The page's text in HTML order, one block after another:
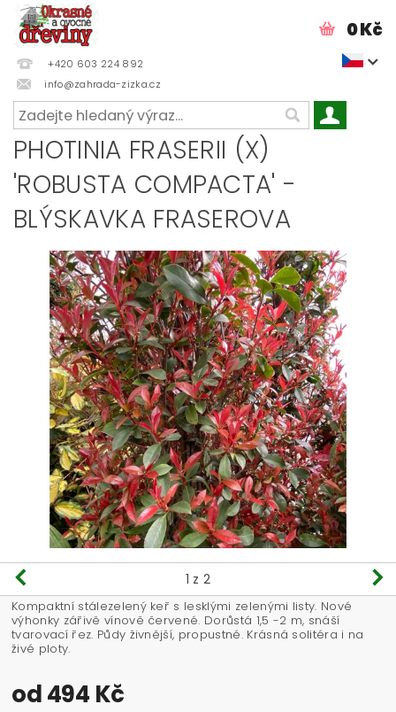
+420 603 224 892
info@zahrada-zizka.cz
0 Kč
PHOTINIA FRASERII (X)
'ROBUSTA COMPACTA' -
BLÝSKAVKA FRASEROVA
1 z 2
Kompaktní stálezelený keř s lesklými zelenými listy. Nové
výhonky zářivě vínově červené. Dorůstá 1,5 -2 m, snáší
tvarovací řez. Půdy živnější, propustné. Krásná solitéra i na
živé ploty.
od 494 Kč